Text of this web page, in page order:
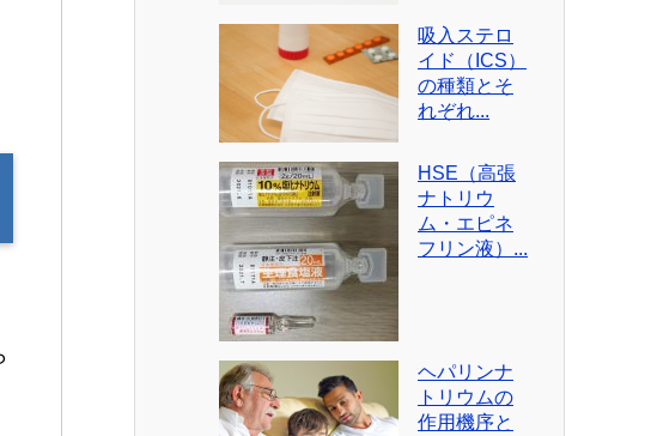
吸入ステロ
イド（ICS）
の種類とそ
れぞれ...
HSE（高張
ナトリウ
ム・エピネ
フリン液）...
ヘパリンナ
トリウムの
作用機序と